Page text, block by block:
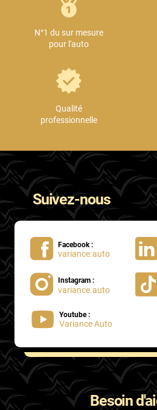
N°1 du sur mesure
pour l'auto
Qualité
professionnelle
Suivez-nous
Facebook :
variance.auto
Instagram :
variance.auto
Youtube :
Variance Auto
Besoin